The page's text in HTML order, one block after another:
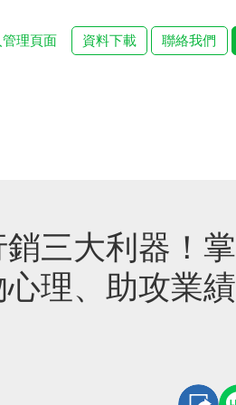
理頁面 資料下載 聯絡我們
三大利器！掌
理、助攻業績